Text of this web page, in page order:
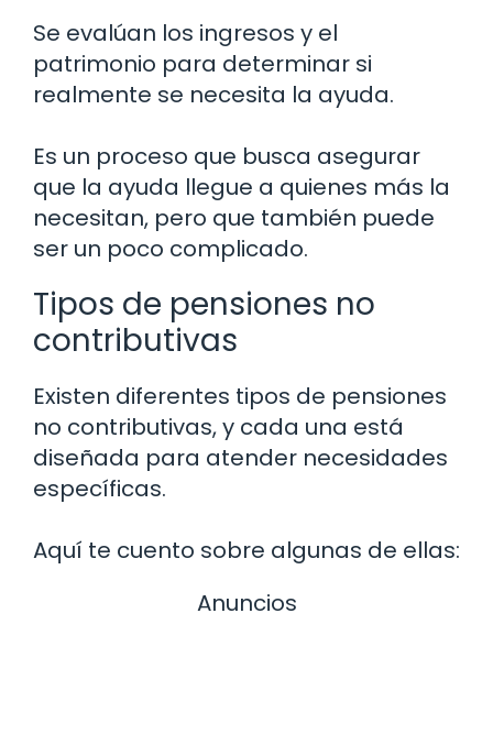
Se evalúan los ingresos y el
patrimonio para determinar si
realmente se necesita la ayuda.
Es un proceso que busca asegurar
que la ayuda llegue a quienes más la
necesitan, pero que también puede
ser un poco complicado.
Tipos de pensiones no
contributivas
Existen diferentes tipos de pensiones
no contributivas, y cada una está
diseñada para atender necesidades
específicas.
Aquí te cuento sobre algunas de ellas:
Anuncios